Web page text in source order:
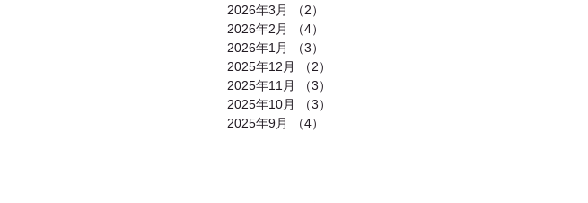
2026年3月
（2）
2026年2月
（4）
2026年1月
（3）
2025年12月
（2）
2025年11月
（3）
2025年10月
（3）
2025年9月
（4）